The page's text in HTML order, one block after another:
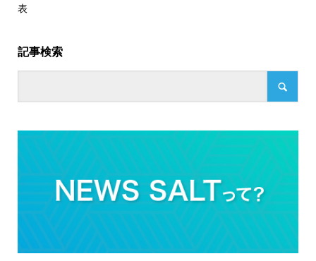
表
記事検索